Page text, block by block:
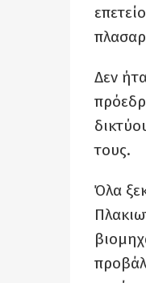
Δεν
τους.
Όλα